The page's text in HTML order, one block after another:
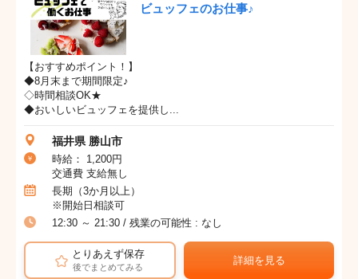
ビュッフェのお仕事♪
【おすすめポイント！】
◆8月末まで期間限定♪
◇時間相談OK★
◆おいしいビュッフェを提供し...
福井県 勝山市
時給： 1,200円
交通費 支給無し
長期（3か月以上）
※開始日相談可
12:30 ～ 21:30 / 残業の可能性 : なし
とりあえず保存
後でまとめてみる
詳細を見る